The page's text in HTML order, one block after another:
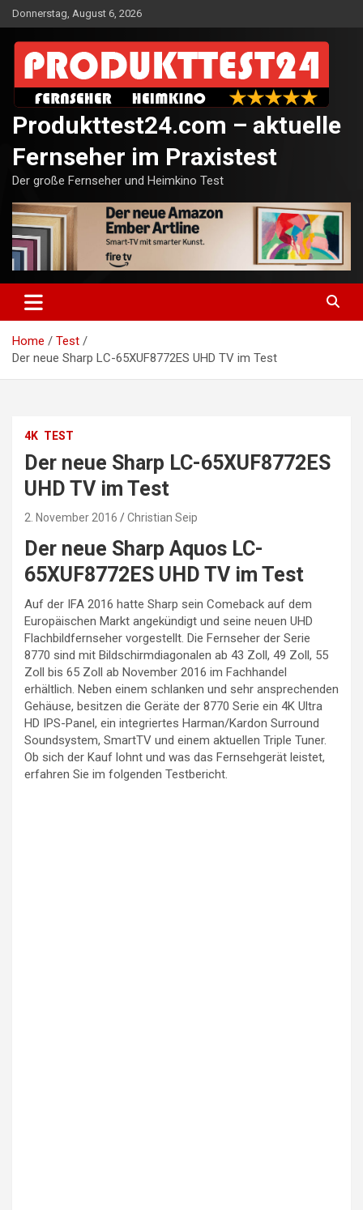
Skip
to
content
Donnerstag, August 6, 2026
Produkttest24.com – aktuelle
Fernseher im Praxistest
Der große Fernseher und Heimkino Test
Home
Test
Der neue Sharp LC-65XUF8772ES UHD TV im Test
4K TEST
Der neue Sharp LC-65XUF8772ES
UHD TV im Test
2. November 2016 Christian Seip
Der neue Sharp Aquos LC-
65XUF8772ES UHD TV im Test
Auf der IFA 2016 hatte Sharp sein Comeback auf dem
Europäischen Markt angekündigt und seine neuen UHD
Flachbildfernseher vorgestellt. Die Fernseher der Serie
8770 sind mit Bildschirmdiagonalen ab 43 Zoll, 49 Zoll, 55
Zoll bis 65 Zoll ab November 2016 im Fachhandel
erhältlich. Neben einem schlanken und sehr ansprechenden
Gehäuse, besitzen die Geräte der 8770 Serie ein 4K Ultra
HD IPS-Panel, ein integriertes Harman/Kardon Surround
Soundsystem, SmartTV und einem aktuellen Triple Tuner.
Ob sich der Kauf lohnt und was das Fernsehgerät leistet,
erfahren Sie im folgenden Testbericht.